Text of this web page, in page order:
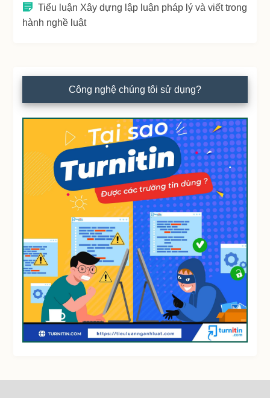
Tiểu luận Xây dựng lập luận pháp lý và viết trong
hành nghề luật
Công nghệ chúng tôi sử dụng?